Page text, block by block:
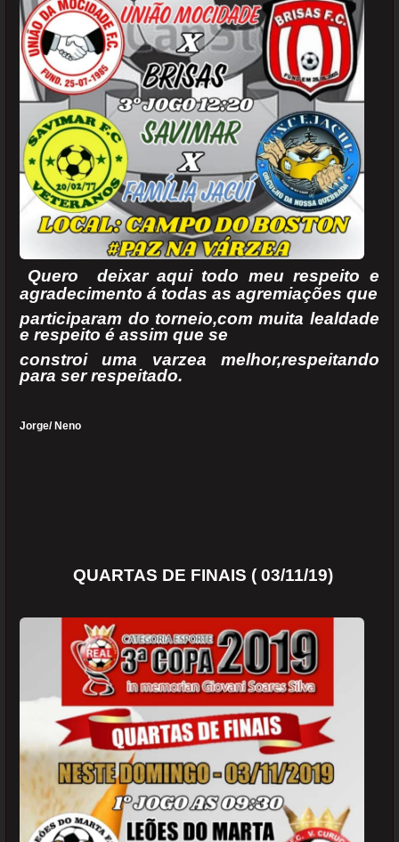
Quero deixar aqui todo meu respeito e
agradecimento á todas as agremiações que
participaram do torneio,com muita lealdade
e respeito é assim que se
constroi uma varzea melhor,respeitando
para ser respeitado.
Jorge/ Neno
QUARTAS DE FINAIS ( 03/11/19)